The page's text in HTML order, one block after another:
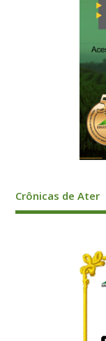
Crônicas de Ater